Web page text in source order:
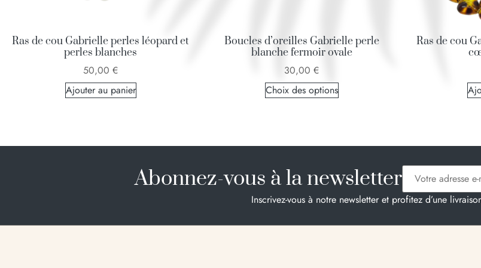
Ras de cou Gabrielle perles léopard et
perles blanches
50,00 €
Ajouter au panier
Boucles d’oreilles Gabrielle perle
blanche fermoir ovale
30,00 €
Choix des options
Ras de cou
Abonnez-vous à la newsletter
Inscrivez-vous à notre newsletter et profitez d’une